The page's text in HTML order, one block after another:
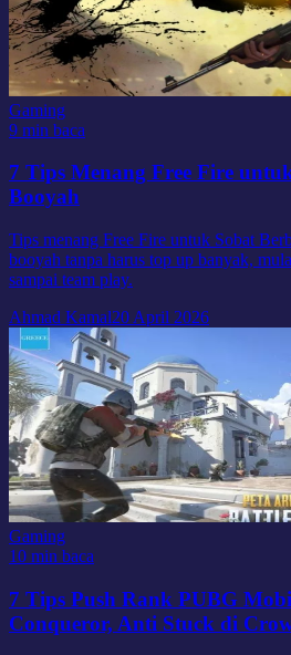
Gaming
9 min baca
7 Tips Menang Free Fire
Booyah
Tips menang Free Fire untuk Sobat
booyah tanpa harus top up banyak,
sampai team play.
Ahmad Kamal20 April 2026
Gaming
10 min baca
7 Tips Push Rank PUBG
Conqueror, Anti Stuck di